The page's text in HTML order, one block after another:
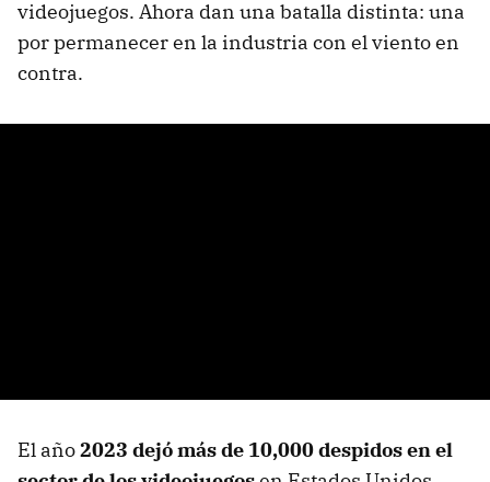
videojuegos. Ahora dan una batalla distinta: una
por permanecer en la industria con el viento en
contra.
El año2023 dejó más de 10,000 despidos en el